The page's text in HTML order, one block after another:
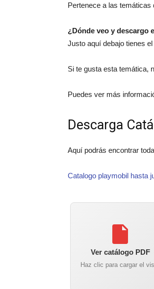
Pertenece a las temáticas
¿Dónde veo y descargo
Justo aquí debajo tienes
Si te gusta esta temática,
Puedes ver más
Descarga
Aquí podrás encontrar
Catalogo playmobil hasta
Ver catálogo PDF
Haz clic para cargar el